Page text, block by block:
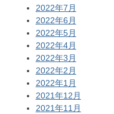
2022年7月
2022年6月
2022年5月
2022年4月
2022年3月
2022年2月
2022年1月
2021年12月
2021年11月